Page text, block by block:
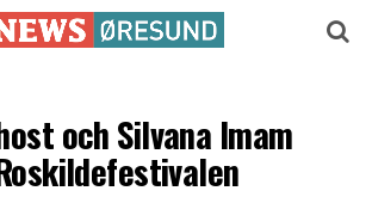
och Silvana Imam